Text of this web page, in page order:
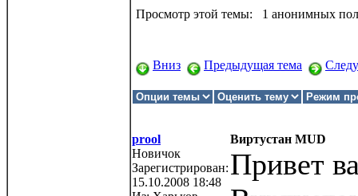
Просмотр этой темы: 1 анонимных
Вниз Предыдущая тема
prool
Виртустан MUD
Новичок
Зарегистрирован:
15.10.2008 18:48
Привет